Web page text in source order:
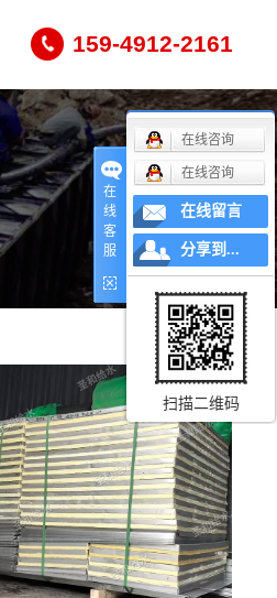
159-4912-2161
在
线
客
服
在线咨询
在线咨询
在线留言
分享到...
扫描二维码